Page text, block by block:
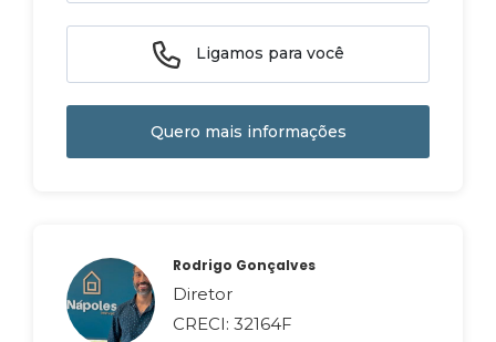
Ligamos para você
Quero mais informações
Rodrigo Gonçalves
Diretor
CRECI: 32164F